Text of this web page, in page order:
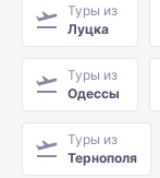
Туры из
Луцка
Туры из
Одессы
Туры из
Тернополя